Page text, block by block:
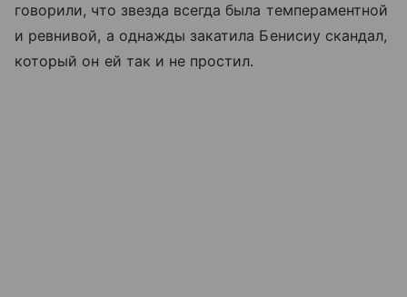
говорили, что звезда всегда была темпераментной
и ревнивой, а однажды закатила Бенисиу скандал,
который он ей так и не простил.